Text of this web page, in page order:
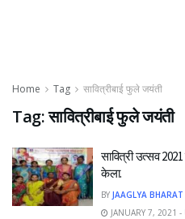
Home Tag सावित्रीबाई फुले जयंती
Tag:सावित्रीबाई फुले जयंती
सावित्री उत्सव
केला.
BY JAAGLYA BHARAT
JANUARY 7, 2021